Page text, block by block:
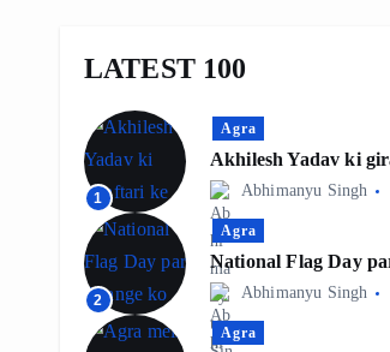
LATEST 100
1
Agra
Akhilesh Yadav ki
Abhimanyu Singh
2
Agra
National Flag Day
Abhimanyu Singh
Agra